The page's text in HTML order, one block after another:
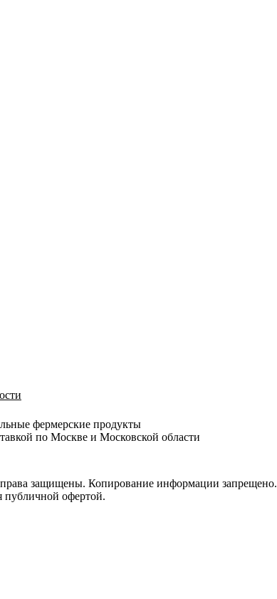
фермерские продукты
по Москве и Московской области
защищены. Копирование информации запрещено.
публичной офертой.